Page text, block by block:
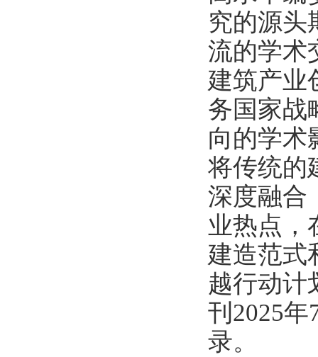
究的源头
流的学术
建筑产业
务国家战
向的学术
将传统的
深度融合
业热点，
建造范式
越行动计
刊2025年
录。